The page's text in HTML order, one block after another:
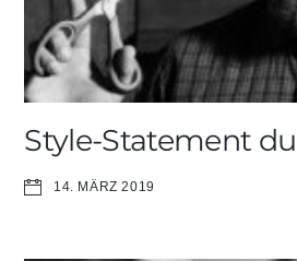
Style-Statement
14. MÄRZ 2019